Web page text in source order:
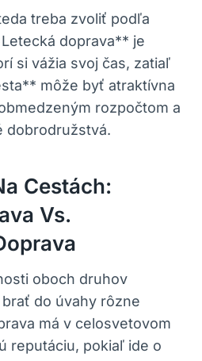
treba zvoliť podľa
doprava** je
si vážia svoj čas, zatiaľ
môže byť atraktívna
rozpočtom a
dobrodružstvá.
Cestách:
Vs.
oboch druhov
do úvahy rôzne
má v celosvetovom
reputáciu, pokiaľ ide o